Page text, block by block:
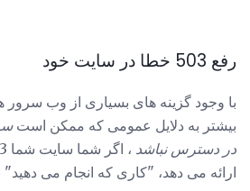
رفع 503 خطا در سایت خود
با وجود گزینه های بسیاری از وب
بیشتر به دلایل عمومی که ممکن است
در دسترس نباشد
ارائه می دهد، "کاری که انجام می